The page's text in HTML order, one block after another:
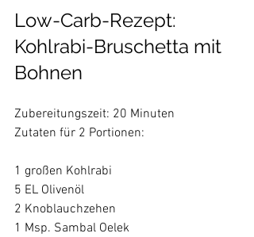
Low-Carb-Rezept:
Kohlrabi-Bruschetta mit
Bohnen
Zubereitungszeit: 20 Minuten
Zutaten für 2 Portionen:
1 großen Kohlrabi
5 EL Olivenöl
2 Knoblauchzehen
1 Msp. Sambal Oelek